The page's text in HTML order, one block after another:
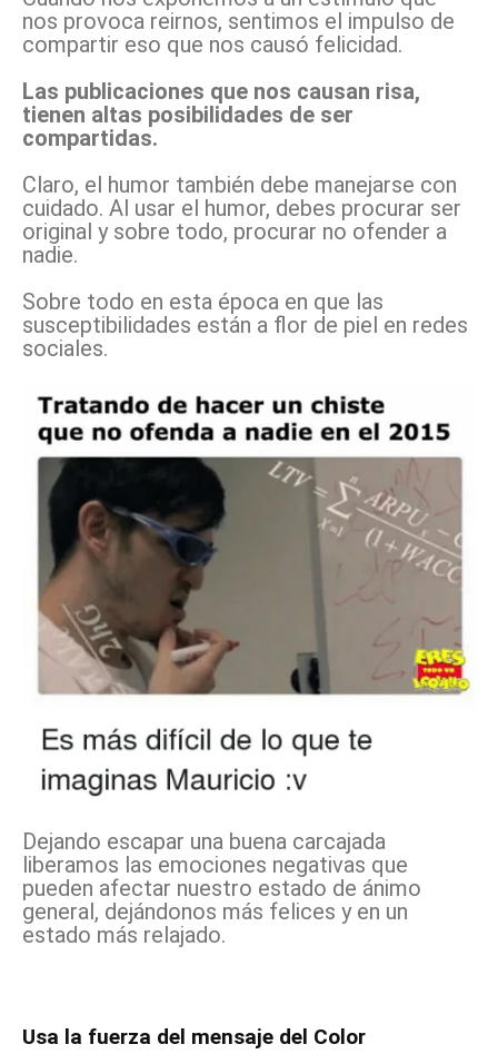
nos provoca reirnos, sentimos el impulso de
compartir eso que nos causó felicidad.
Las publicaciones que nos causan risa,
tienen altas posibilidades de ser
compartidas.
Claro, el humor también debe manejarse con
cuidado. Al usar el humor, debes procurar ser
original y sobre todo, procurar no ofender a
nadie.
Sobre todo en esta época en que las
susceptibilidades están a flor de piel en redes
sociales.
Dejando escapar una buena carcajada
liberamos las emociones negativas que
pueden afectar nuestro estado de ánimo
general, dejándonos más felices y en un
estado más relajado.
Usa la fuerza del mensaje del Color